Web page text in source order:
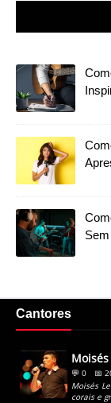
Cantores
Moisés
💬 0
📅
Moisés
corais e